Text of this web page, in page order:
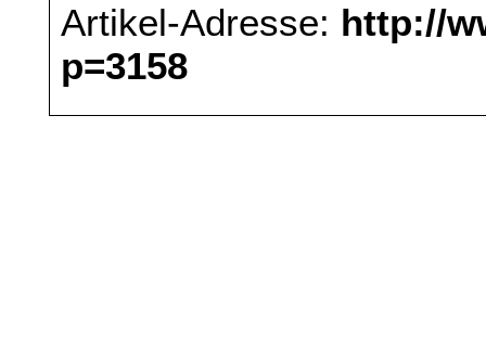
Artikel-Adresse: http://
p=3158